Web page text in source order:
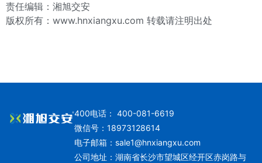
责任编辑：湘旭交安
版权所有：www.hnxiangxu.com 转载请注明出处
400电话： 400-081-6619
微信号：18973128614
电子邮箱： sale1@hnxiangxu.com
公司地址：湖南省长沙市望城区经开区赤岗路与